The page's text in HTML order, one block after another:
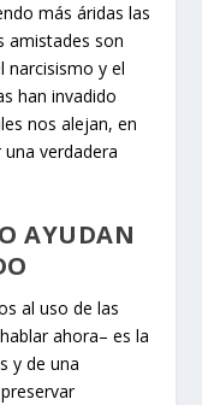
más áridas las
amistades son
narcisismo y el
han invadido
nos alejan, en
verdadera
AYUDAN
al uso de las
ahora– es la
y de una